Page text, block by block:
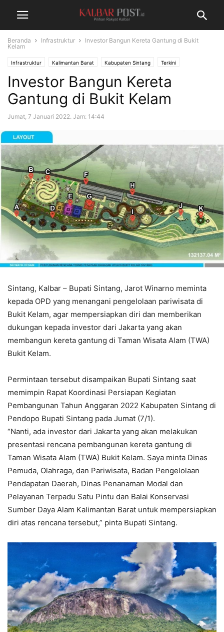
Beranda Infrastruktur
Investor Bangun Kereta Gantung di Bukit
Kelam
Infrastruktur Kalimantan Barat Kabupaten Sintang Terkini
Investor Bangun Kereta
Gantung di Bukit Kelam
Jumat, 7 Januari 2022. Jam: 14:44
Sintang, Kalbar – Bupati Sintang, Jarot Winarno meminta
kepada OPD yang menangani pengelolaan pariwisata di
Bukit Kelam, agar mempersiapkan diri dan memberikan
dukungan kepada investor dari Jakarta yang akan
membangun kereta gantung di Taman Wisata Alam (TWA)
Bukit Kelam.
Permintaan tersebut disampaikan Bupati Sintang saat
memimpin Rapat Koordinasi Persiapan Kegiatan
Pembangunan Tahun Anggaran 2022 Kabupaten Sintang di
Pendopo Bupati Sintang pada Jumat (7/1).
“Nanti, ada investor dari Jakarta yang akan melakukan
presentasi rencana pembangunan kereta gantung di
Taman Wisata Alam (TWA) Bukit Kelam. Saya minta Dinas
Pemuda, Olahraga, dan Pariwisata, Badan Pengelolaan
Pendapatan Daerah, Dinas Penanaman Modal dan
Pelayanan Terpadu Satu Pintu dan Balai Konservasi
Sumber Daya Alam Kalimantan Barat untuk mempersiapkan
diri atas rencana tersebut,” pinta Bupati Sintang.